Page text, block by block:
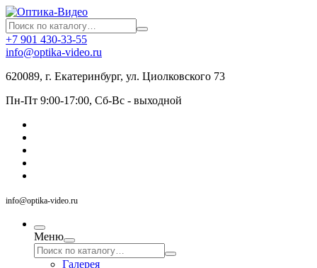
+7 901 430-33-55
info@optika-video.ru
620089, г. Екатеринбург, ул. Циолковского 73
Пн-Пт 9:00-17:00, Сб-Вс - выходной
info@optika-video.ru
Меню
Галерея